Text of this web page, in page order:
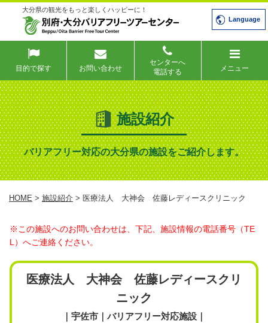
大分県の観光をもっと楽しくハッピーに！
Language
目的で探す お問い合わせ
センターへ
電話する
メニュー
施設紹介
バリアフリー対応の大分県の施設をご紹介します。
HOME > 施設紹介 > 医療法人 大神会 佐藤レディースクリニック
※この施設へのお問い合わせは、下記、施設情報の電話番号（TE
L）へご連絡ください。
医療法人 大神会 佐藤レディースクリ
ニック
｜宇佐市｜バリアフリー対応施設｜